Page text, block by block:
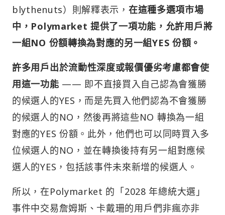
blythenuts）則解釋表示， 在這種多選項市場
中，Polymarket 提供了一項功能，允許用戶將
一組NO 份額轉換為對應的另一組YES 份額。
許多用戶出於流動性深度或報價優劣考慮都會使
用這一功能 —— 即不直接買入自己認為會獲勝
的候選人的YES，而是先買入他們認為不會獲勝
的候選人的NO，然後再將這些NO 轉換為一組
對應的YES 份額。此外，他們也可以同時買入多
位候選人的NO，並在轉換後持有另一組對應候
選人的YES，包括該事件未來新增的候選人。
所以，在Polymarket 的「2028 年總統大選」
事件中交易詹姆斯、卡戴珊的用戶們非瘋亦非